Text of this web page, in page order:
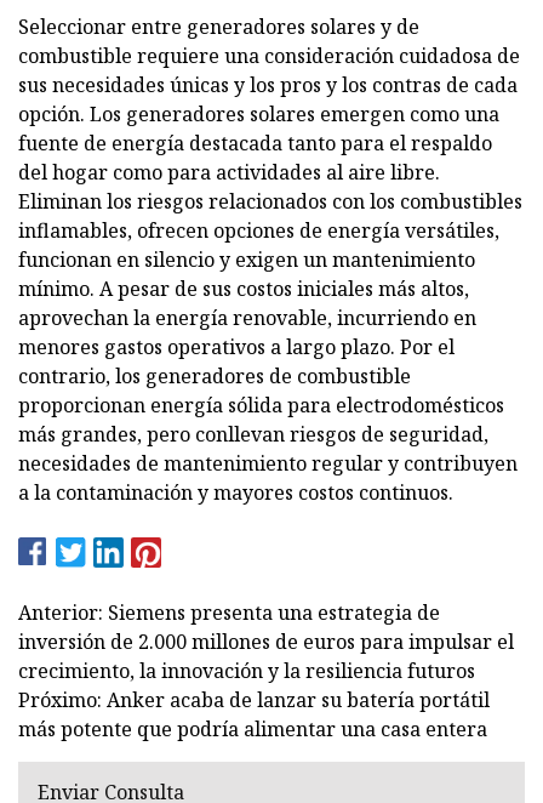
Seleccionar entre generadores solares y de
combustible requiere una consideración cuidadosa de
sus necesidades únicas y los pros y los contras de cada
opción. Los generadores solares emergen como una
fuente de energía destacada tanto para el respaldo
del hogar como para actividades al aire libre.
Eliminan los riesgos relacionados con los combustibles
inflamables, ofrecen opciones de energía versátiles,
funcionan en silencio y exigen un mantenimiento
mínimo. A pesar de sus costos iniciales más altos,
aprovechan la energía renovable, incurriendo en
menores gastos operativos a largo plazo. Por el
contrario, los generadores de combustible
proporcionan energía sólida para electrodomésticos
más grandes, pero conllevan riesgos de seguridad,
necesidades de mantenimiento regular y contribuyen
a la contaminación y mayores costos continuos.
Anterior: Siemens presenta una estrategia de
inversión de 2.000 millones de euros para impulsar el
crecimiento, la innovación y la resiliencia futuros
Próximo: Anker acaba de lanzar su batería portátil
más potente que podría alimentar una casa entera
Enviar Consulta